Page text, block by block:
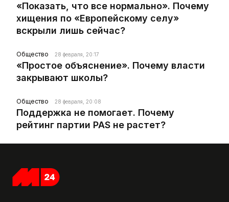
«Показать, что все нормально». Почему
хищения по «Европейскому селу»
вскрыли лишь сейчас?
Общество 28 февраля, 20:17
«Простое объяснение». Почему власти
закрывают школы?
Общество 28 февраля, 20:08
Поддержка не помогает. Почему
рейтинг партии PAS не растет?